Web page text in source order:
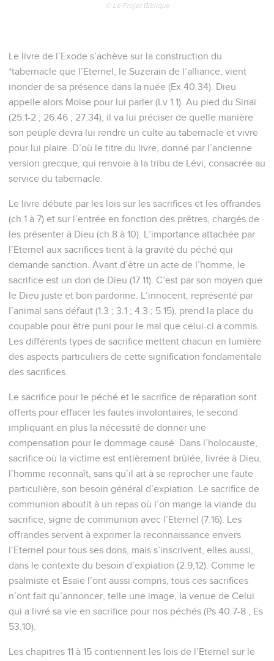
© Le Projet Biblique
Le livre de l’Exode s’achève sur la construction du
*tabernacle que l’Eternel, le Suzerain de l’alliance, vient
inonder de sa présence dans la nuée (Ex 40.34). Dieu
appelle alors Moïse pour lui parler (Lv 1.1). Au pied du Sinaï
(25.1-2 ; 26.46 ; 27.34), il va lui préciser de quelle manière
son peuple devra lui rendre un culte au tabernacle et vivre
pour lui plaire. D’où le titre du livre, donné par l’ancienne
version grecque, qui renvoie à la tribu de Lévi, consacrée au
service du tabernacle.
Le livre débute par les lois sur les sacrifices et les offrandes
(ch.1 à 7) et sur l’entrée en fonction des prêtres, chargés de
les présenter à Dieu (ch.8 à 10). L’importance attachée par
l’Eternel aux sacrifices tient à la gravité du péché qui
demande sanction. Avant d’être un acte de l’homme, le
sacrifice est un don de Dieu (17.11). C’est par son moyen que
le Dieu juste et bon pardonne. L’innocent, représenté par
l’animal sans défaut (1.3 ; 3.1 ; 4.3 ; 5.15), prend la place du
coupable pour être puni pour le mal que celui-ci a commis.
Les différents types de sacrifice mettent chacun en lumière
des aspects particuliers de cette signification fondamentale
des sacrifices.
Le sacrifice pour le péché et le sacrifice de réparation sont
offerts pour effacer les fautes involontaires, le second
impliquant en plus la nécessité de donner une
compensation pour le dommage causé. Dans l’holocauste,
sacrifice où la victime est entièrement brûlée, livrée à Dieu,
l’homme reconnaît, sans qu’il ait à se reprocher une faute
particulière, son besoin général d’expiation. Le sacrifice de
communion aboutit à un repas où l’on mange la viande du
sacrifice, signe de communion avec l’Eternel (7.16). Les
offrandes servent à exprimer la reconnaissance envers
l’Eternel pour tous ses dons, mais s’inscrivent, elles aussi,
dans le contexte du besoin d’expiation (2.9,12). Comme le
psalmiste et Esaïe l’ont aussi compris, tous ces sacrifices
n’ont fait qu’annoncer, telle une image, la venue de Celui
qui a livré sa vie en sacrifice pour nos péchés (Ps 40.7-8 ; Es
53.10).
Les chapitres 11 à 15 contiennent les lois de l’Eternel sur le